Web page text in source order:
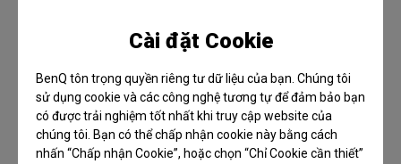
Cài đặt Cookie
BenQ tôn trọng quyền riêng tư dữ liệu của bạn. Chúng tôi
sử dụng cookie và các công nghệ tương tự để đảm bảo bạn
có được trải nghiệm tốt nhất khi truy cập website của
chúng tôi. Bạn có thể chấp nhận cookie này bằng cách
nhấn “Chấp nhận Cookie”, hoặc chọn “Chỉ Cookie cần thiết”
hơn. Nhìn chung, quá trình điều chỉnh màu cho
nhưng có một vài lưu ý:
1. Đặt việc phân phối tín hiệu trên các mức độ
sáng lên hàng đầu